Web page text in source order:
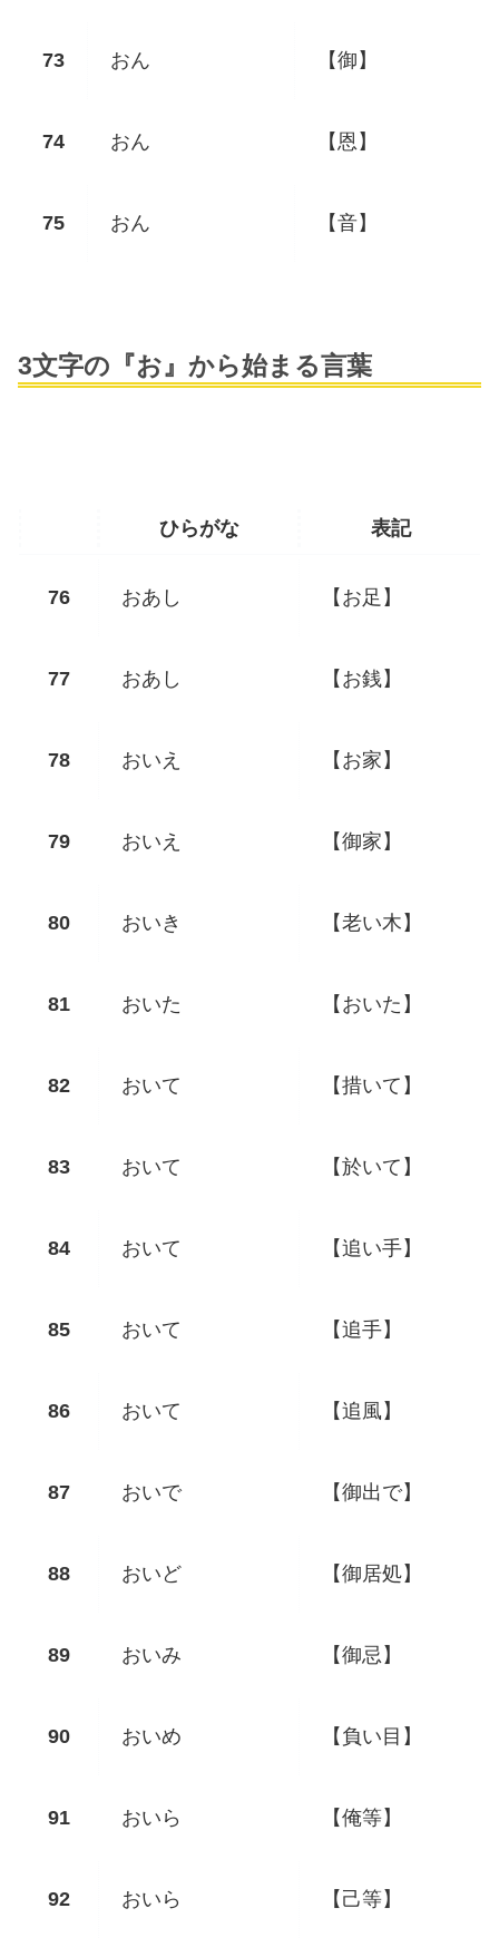
おん 【御】
おん 【恩】
おん 【音】
3文字の『お』から始まる言葉
ひらがな 表記
おあし 【お足】
おあし 【お銭】
おいえ 【お家】
おいえ 【御家】
おいき 【老い木】
おいた 【おいた】
おいて 【措いて】
おいて 【於いて】
おいて 【追い手】
おいて 【追手】
おいて 【追風】
おいで 【御出で】
おいど 【御居処】
おいみ 【御忌】
おいめ 【負い目】
おいら 【俺等】
おいら 【己等】